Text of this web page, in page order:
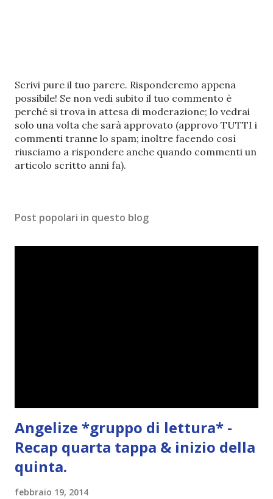
P
o
s
t
a
u
n
m
n
Scrivi pure il tuo parere. Risponderemo appena
possibile! Se non vedi subito il tuo commento è
perché si trova in attesa di moderazione; lo vedrai
solo una volta che sarà approvato (approvo TUTTI i
commenti tranne lo spam; inoltre facendo così
riusciamo a rispondere anche quando commenti un
articolo scritto anni fa).
Post popolari in questo blog
Angelize *gruppo di lettura* -
Recap quarta tappa & inizio della
quinta.
febbraio 19, 2014